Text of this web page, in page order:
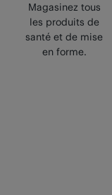
Magasinez tous
les produits de
santé et de mise
en forme.